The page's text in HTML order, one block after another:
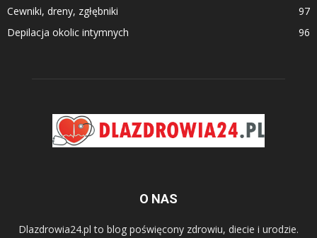
Cewniki, dreny, zgłębniki
97
Depilacja okolic intymnych
96
O NAS
Dlazdrowia24.pl to blog poświęcony zdrowiu, diecie i urodzie.